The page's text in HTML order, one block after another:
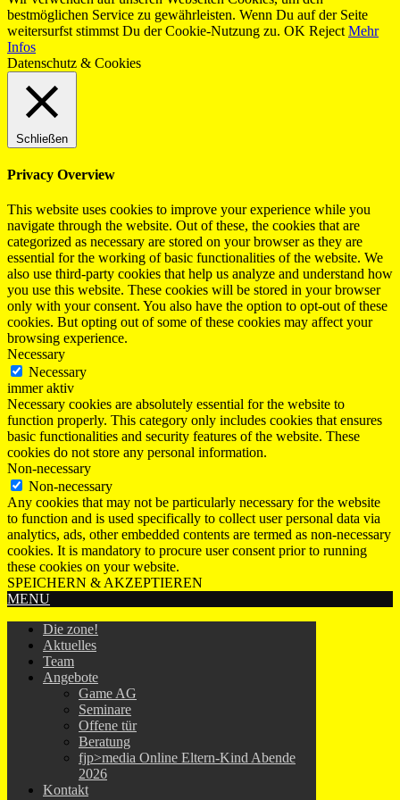
bestmöglichen Service zu gewährleisten. Wenn Du auf der Seite
weitersurfst stimmst Du der Cookie-Nutzung zu. OK Reject Mehr
Infos
Datenschutz & Cookies
Schließen
Privacy Overview
This website uses cookies to improve your experience while you
navigate through the website. Out of these, the cookies that are
categorized as necessary are stored on your browser as they are
essential for the working of basic functionalities of the website. We
also use third-party cookies that help us analyze and understand how
you use this website. These cookies will be stored in your browser
only with your consent. You also have the option to opt-out of these
cookies. But opting out of some of these cookies may affect your
browsing experience.
Necessary
Necessary
immer aktiv
Necessary cookies are absolutely essential for the website to
function properly. This category only includes cookies that ensures
basic functionalities and security features of the website. These
cookies do not store any personal information.
Non-necessary
Non-necessary
Any cookies that may not be particularly necessary for the website
to function and is used specifically to collect user personal data via
analytics, ads, other embedded contents are termed as non-necessary
cookies. It is mandatory to procure user consent prior to running
these cookies on your website.
SPEICHERN & AKZEPTIEREN
MENU
Die zone!
Aktuelles
Team
Angebote
Game AG
Seminare
Offene tür
Beratung
fjp>media Online Eltern-Kind Abende
2026
Kontakt